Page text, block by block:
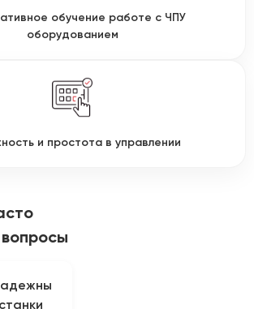
обучение работе с ЧПУ
оборудованием
и простота в управлении